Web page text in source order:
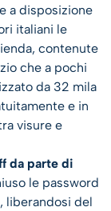
a disposizione
italiani le
contenute
che a pochi
da 32 mila
e in
visure e
da parte di
le password
liberandosi del